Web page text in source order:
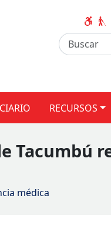
RECURSOS
Tacumbú
médica